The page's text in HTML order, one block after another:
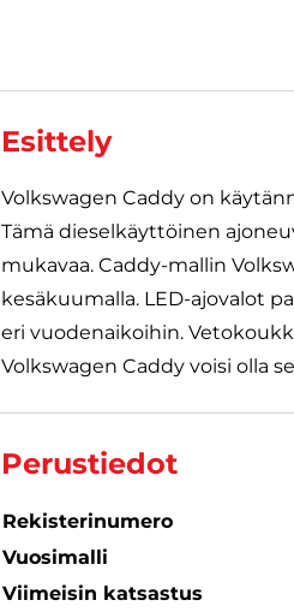
Esittely
Volkswagen Caddy on
Tämä dieselkäyttöinen
mukavaa. Caddy-mallin
kesäkuumalla. LED-ajovalot
eri vuodenaikoihin.
Volkswagen Caddy voisi olla
Perustiedot
Rekisterinumero
Vuosimalli
Viimeisin katsastus